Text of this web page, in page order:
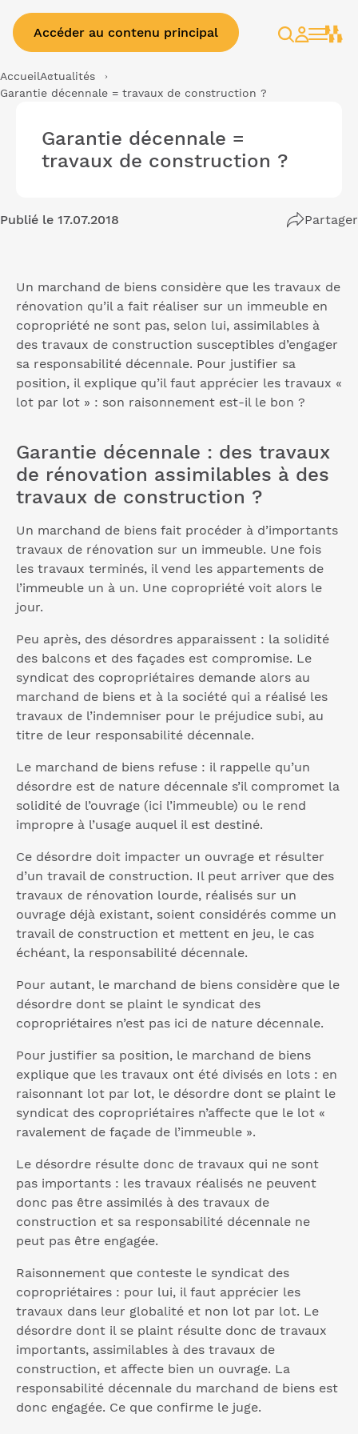
Accéder au contenu principal
Rechercher
Espace
AccueilActualités
Garantie décennale = travaux de construction ?
Garantie décennale =
travaux de construction ?
Publié le 17.07.2018 Partager
Un marchand de biens considère que les travaux de
rénovation qu’il a fait réaliser sur un immeuble en
copropriété ne sont pas, selon lui, assimilables à
des travaux de construction susceptibles d’engager
sa responsabilité décennale. Pour justifier sa
position, il explique qu’il faut apprécier les travaux «
lot par lot » : son raisonnement est-il le bon ?
Garantie décennale : des travaux
de rénovation assimilables à des
travaux de construction ?
Un marchand de biens fait procéder à d’importants
travaux de rénovation sur un immeuble. Une fois
les travaux terminés, il vend les appartements de
l’immeuble un à un. Une copropriété voit alors le
jour.
Peu après, des désordres apparaissent : la solidité
des balcons et des façades est compromise. Le
syndicat des copropriétaires demande alors au
marchand de biens et à la société qui a réalisé les
travaux de l’indemniser pour le préjudice subi, au
titre de leur responsabilité décennale.
Le marchand de biens refuse : il rappelle qu’un
désordre est de nature décennale s’il compromet la
solidité de l’ouvrage (ici l’immeuble) ou le rend
impropre à l’usage auquel il est destiné.
Ce désordre doit impacter un ouvrage et résulter
d’un travail de construction. Il peut arriver que des
travaux de rénovation lourde, réalisés sur un
ouvrage déjà existant, soient considérés comme un
travail de construction et mettent en jeu, le cas
échéant, la responsabilité décennale.
Pour autant, le marchand de biens considère que le
désordre dont se plaint le syndicat des
copropriétaires n’est pas ici de nature décennale.
Pour justifier sa position, le marchand de biens
explique que les travaux ont été divisés en lots : en
raisonnant lot par lot, le désordre dont se plaint le
syndicat des copropriétaires n’affecte que le lot «
ravalement de façade de l’immeuble ».
Le désordre résulte donc de travaux qui ne sont
pas importants : les travaux réalisés ne peuvent
donc pas être assimilés à des travaux de
construction et sa responsabilité décennale ne
peut pas être engagée.
Raisonnement que conteste le syndicat des
copropriétaires : pour lui, il faut apprécier les
travaux dans leur globalité et non lot par lot. Le
désordre dont il se plaint résulte donc de travaux
importants, assimilables à des travaux de
construction, et affecte bien un ouvrage. La
responsabilité décennale du marchand de biens est
donc engagée. Ce que confirme le juge.